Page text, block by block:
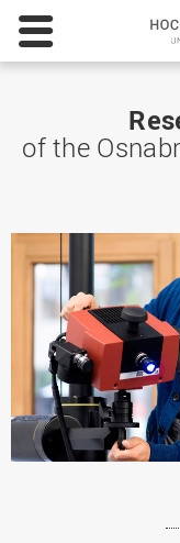
of the